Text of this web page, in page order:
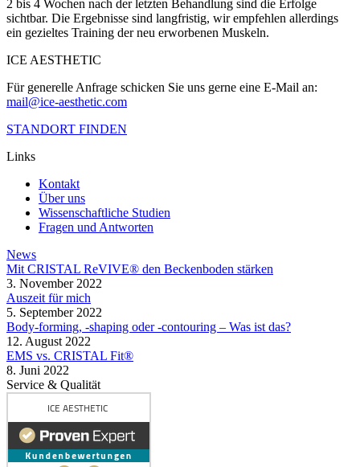
2 bis 4 Wochen nach der letzten Behandlung sind die Erfolge
sichtbar. Die Ergebnisse sind langfristig, wir empfehlen allerdings
ein gezieltes Training der neu erworbenen Muskeln.
ICE AESTHETIC
Für generelle Anfrage schicken Sie uns gerne eine E-Mail an:
mail@ice-aesthetic.com
STANDORT FINDEN
Links
Kontakt
Über uns
Wissenschaftliche Studien
Fragen und Antworten
News
Mit CRISTAL ReVIVE® den Beckenboden stärken
3. November 2022
Auszeit für mich
5. September 2022
Body-forming, -shaping oder -contouring – Was ist das?
12. August 2022
EMS vs. CRISTAL Fit®
8. Juni 2022
Service & Qualität